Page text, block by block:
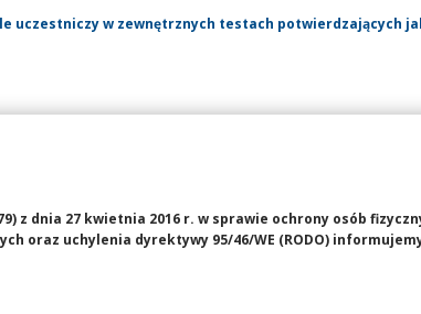
uczestniczy w zewnętrznych testach potwierdzających
z dnia 27 kwietnia 2016 r. w sprawie ochrony osób
oraz uchylenia dyrektywy 95/46/WE (RODO)